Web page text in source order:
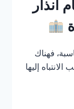
انذار
فهناك
إليها